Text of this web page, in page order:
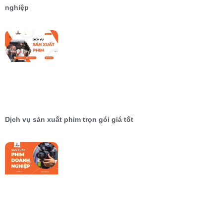
nghiệp
Dịch vụ sản xuất phim trọn gói giá tốt